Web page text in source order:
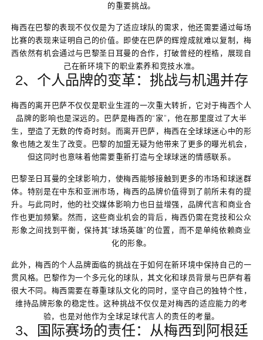
的重要挑战。
梅西在巴黎的表现不仅仅是为了适应球队的需求，他还需要通过每场
比赛的表现来证明自己的价值。即使在巴萨的辉煌成就难以复制，梅
西依然有机会通过与巴黎圣日耳曼的合作，打破曾经的桎梏，展现自
己在新环境下的职业素养和竞技水准。
2、个人品牌的变革：挑战与机遇并存
梅西的离开巴萨不仅仅是职业生涯的一次重大转折，它对于梅西个人
品牌的影响也是深远的。巴萨是梅西的“家”，他在那里度过了大半
生，塑造了无数的传奇时刻。而离开巴萨，梅西在全球球迷心中的形
象也随之发生了改变。巴黎的加盟无疑为他带来了更多的曝光机会，
但这同时也意味着他需要重新打造与全球球迷的情感联系。
巴黎圣日耳曼的全球影响力，使梅西能够接触到更多的市场和球迷群
体。特别是在中东和亚洲市场，梅西的品牌价值得到了前所未有的提
升。与此同时，他的社交媒体影响力也日益增强，品牌代言和商业合
作也更加频繁。然而，这些商业机会的背后，梅西仍需在竞技和公众
形象之间找到平衡，保持其“球场英雄”的位置，而不是单纯依赖商业
化的形象。
此外，梅西的个人品牌面临的挑战在于如何在新环境中保持自己的一
贯风格。巴黎作为一个多元化的球队，其文化和球员背景与巴萨有着
很大不同。梅西需要在尊重球队文化的同时，坚守自己的独特个性，
维持品牌形象的稳定性。这种挑战不仅仅是对梅西的适应能力的考
验，也是对他作为全球足球代言人的责任的考量。
3、国际赛场的责任：从梅西到阿根廷